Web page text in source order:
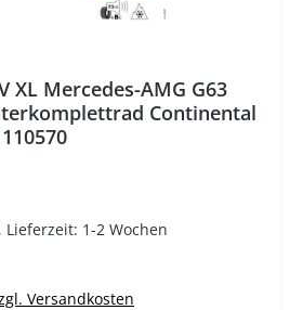
XL Mercedes-AMG G63
Continental
1-2 Wochen
Versandkosten